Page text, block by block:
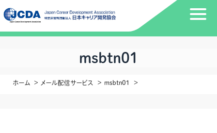
msbtn01
ホーム メール配信サービス msbtn01